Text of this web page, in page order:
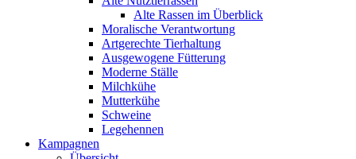
Alte Rassen im Überblick
Moralische Verantwortung
Artgerechte Tierhaltung
Ausgewogene Fütterung
Moderne Ställe
Milchkühe
Mutterkühe
Schweine
Legehennen
Kampagnen